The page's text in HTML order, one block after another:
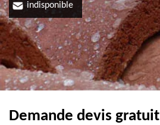
indisponible
Demande devis gratuit